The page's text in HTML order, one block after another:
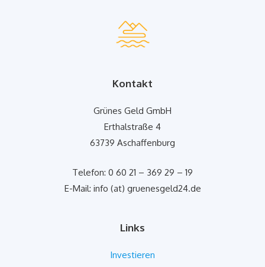
Kontakt
Grünes Geld GmbH
Erthalstraße 4
63739 Aschaffenburg
Telefon: 0 60 21 – 369 29 – 19
E-Mail: info (at) gruenesgeld24.de
Links
Investieren